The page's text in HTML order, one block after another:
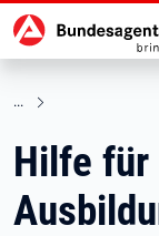
zu den
Hilfe für